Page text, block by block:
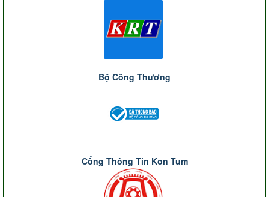
Bộ Công Thương
Cổng Thông Tin Kon Tum